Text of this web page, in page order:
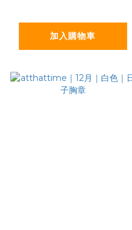
加入購物車